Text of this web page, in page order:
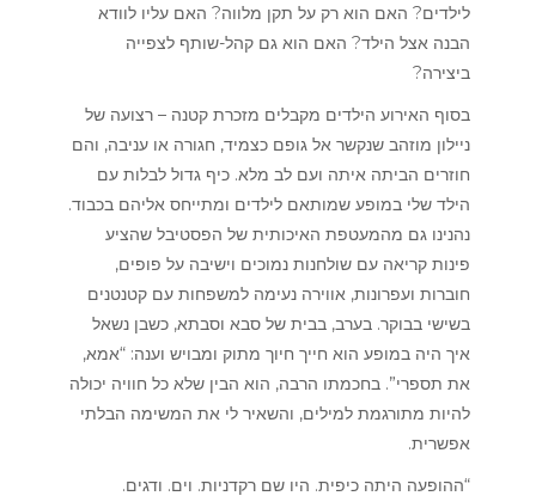
לילדים? האם הוא רק על תקן מלווה? האם עליו לוודא
הבנה אצל הילד? האם הוא גם קהל-שותף לצפייה
ביצירה?
בסוף האירוע הילדים מקבלים מזכרת קטנה – רצועה של
ניילון מוזהב שנקשר אל גופם כצמיד, חגורה או עניבה, והם
חוזרים הביתה איתה ועם לב מלא. כיף גדול לבלות עם
הילד שלי במופע שמותאם לילדים ומתייחס אליהם בכבוד.
נהנינו גם מהמעטפת האיכותית של הפסטיבל שהציע
פינות קריאה עם שולחנות נמוכים וישיבה על פופים,
חוברות ועפרונות, אווירה נעימה למשפחות עם קטנטנים
בשישי בבוקר. בערב, בבית של סבא וסבתא, כשבן נשאל
איך היה במופע הוא חייך חיוך מתוק ומבויש וענה: “אמא,
את תספרי”. בחכמתו הרבה, הוא הבין שלא כל חוויה יכולה
להיות מתורגמת למילים, והשאיר לי את המשימה הבלתי
אפשרית.
“ההופעה היתה כיפית. היו שם רקדניות. וים. ודגים.